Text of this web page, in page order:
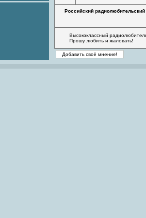
Российский
Высококлассный
Прошу любить и жаловать!